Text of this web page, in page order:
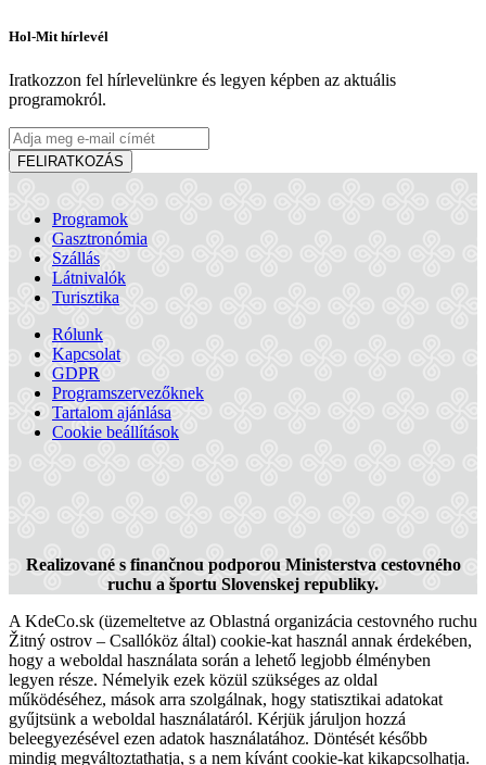
Apartman Lenka
Hol-Mit hírlevél
Iratkozzon fel hírlevelünkre és legyen képben az aktuális
programokról.
FELIRATKOZÁS
Programok
Gasztronómia
Szállás
Látnivalók
Turisztika
Rólunk
Kapcsolat
GDPR
Programszervezőknek
Tartalom ajánlása
Cookie beállítások
Realizované s finančnou podporou Ministerstva cestovného
ruchu a športu Slovenskej republiky.
A KdeCo.sk (üzemeltetve az Oblastná organizácia cestovného ruchu
Žitný ostrov – Csallóköz által) cookie-kat használ annak érdekében,
hogy a weboldal használata során a lehető legjobb élményben
legyen része. Némelyik ezek közül szükséges az oldal
működéséhez, mások arra szolgálnak, hogy statisztikai adatokat
gyűjtsünk a weboldal használatáról. Kérjük járuljon hozzá
beleegyezésével ezen adatok használatához. Döntését később
mindig megváltoztathatja, s a nem kívánt cookie-kat kikapcsolhatja.